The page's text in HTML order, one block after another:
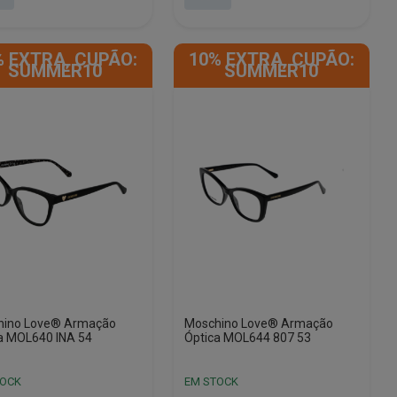
EXTRA, CUPÃO:
SUMMER10
Love® Armação
MOL640 INA 54
10% EXTRA, CUPÃO:
SUMMER10
Moschino Love® Armação
Óptica MOL644 807 53
EM STOCK